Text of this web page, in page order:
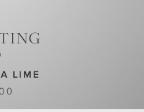
LIME